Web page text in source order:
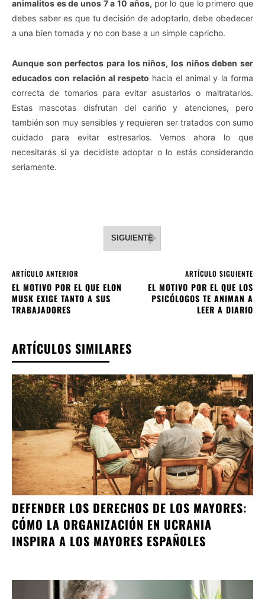
animalitos es de unos 7 a 10 años, por lo que lo primero que
debes saber es que tu decisión de adoptarlo, debe obedecer
a una bien tomada y no con base a un simple capricho.
Aunque son perfectos para los niños, los niños deben ser
educados con relación al respeto hacia el animal y la forma
correcta de tomarlos para evitar asustarlos o maltratarlos.
Estas mascotas disfrutan del cariño y atenciones, pero
también son muy sensibles y requieren ser tratados con sumo
cuidado para evitar estresarlos. Vemos ahora lo que
necesitarás si ya decidiste adoptar o lo estás considerando
seriamente.
SIGUIENTE
ARTÍCULO ANTERIOR
EL MOTIVO POR EL QUE ELON
MUSK EXIGE TANTO A SUS
TRABAJADORES
ARTÍCULO SIGUIENTE
EL MOTIVO POR EL QUE LOS
PSICÓLOGOS TE ANIMAN A
LEER A DIARIO
ARTÍCULOS SIMILARES
DEFENDER LOS DERECHOS DE LOS MAYORES:
CÓMO LA ORGANIZACIÓN EN UCRANIA
INSPIRA A LOS MAYORES ESPAÑOLES